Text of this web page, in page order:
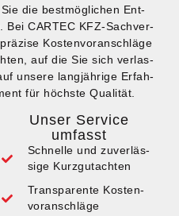
die best­mög­li­chen Ent­
Bei CARTEC KFZ-Sach­ver­
Kos­ten­vor­anschlä­ge
auf die Sie sich ver­las­
unse­re lang­jäh­ri­ge Erfah­
für höchs­te Qua­li­tät.
Unser Ser­vice
umfasst
Schnel­le und zuver­läs­
si­ge Kurz­gut­ach­ten
Trans­pa­ren­te Kos­ten­
vor­anschlä­ge